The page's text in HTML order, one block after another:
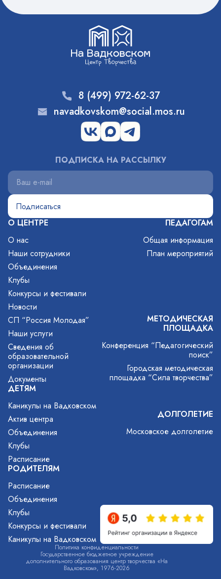
О ЦЕНТРЕ
О нас
Наши сотрудники
Объединения
Клубы
Конкурсы и фестивали
Новости
СП “Россия Молодая”
Наши услуги
Сведения об
образовательной
организации
Документы
ДЕТЯМ
Каникулы на Вадковском
Актив центра
Объединения
Клубы
Расписание
РОДИТЕЛЯМ
Расписание
Объединения
Клубы
Конкурсы и фестивали
Каникулы на Вадковском
ПЕДАГОГАМ
Общая информация
План мероприятий
МЕТОДИЧЕСКАЯ
ПЛОЩАДКА
Конференция “Педагогический
поиск”
Городская методическая
площадка “Сила творчества”
ДОЛГОЛЕТИЕ
Московское долголетие
8 (499) 972-62-37
navadkovskom@social.mos.ru
ПОДПИСКА НА РАССЫЛКУ
Государственное бюджетное учреждение
дополнительного образования центр творчества «На
Вадковском», 1976-2026
Политика конфиденциальности